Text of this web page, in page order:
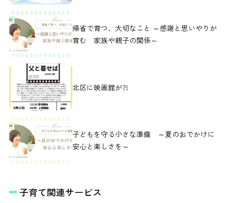
帰省で育つ、大切なこと ～感謝と思いやりが
育む 家族や親子の関係～
北区に映画館が?!
子どもを守る小さな準備 ～夏のおでかけに
安心と楽しさを～
子育て関連サービス